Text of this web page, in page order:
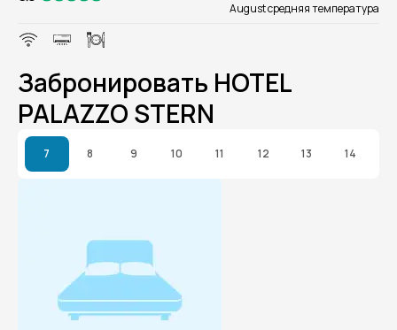
August средняя температура
Забронировать HOTEL
PALAZZO STERN
7 8 9 10 11 12 13 14